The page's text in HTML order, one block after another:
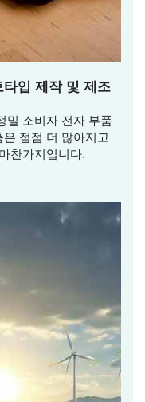
입 제작 및 제조
밀 소비자 전자 부품
점점 더 많아지고
찬가지입니다.